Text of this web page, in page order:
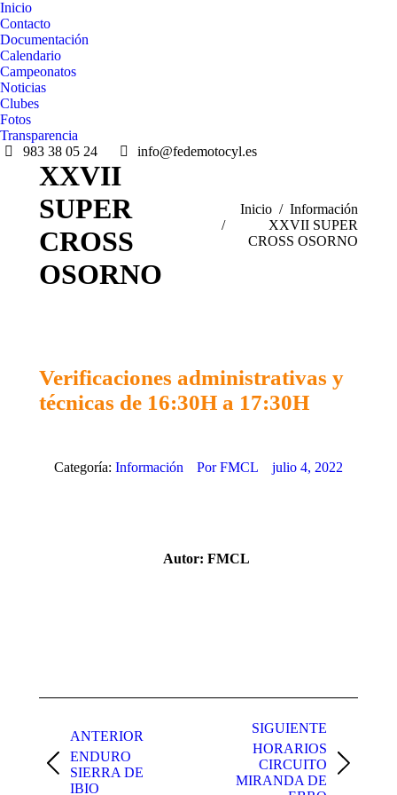
Inicio
Contacto
Documentación
Calendario
Campeonatos
Noticias
Clubes
Fotos
Transparencia
983 38 05 24
info@fedemotocyl.es
XXVII
SUPER
CROSS
OSORNO
Estás aquí:
Inicio
Información
XXVII SUPER
CROSS OSORNO
Verificaciones administrativas y
técnicas de 16:30H a 17:30H
Categoría: Información PorFMCL julio 4, 2022
Autor: FMCL
entre
publicaciones
ANTERIOR
Publicación
anterior:
ENDURO
SIERRA DE
IBIO
SIGUIENTE
Publicación
siguiente:
HORARIOS
CIRCUITO
MIRANDA DE